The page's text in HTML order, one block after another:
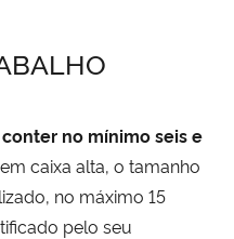
no mínimo seis e
caixa alta, o tamanho
no máximo 15
pelo seu